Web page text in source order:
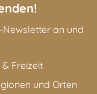
an und
Freizeit
und Orten